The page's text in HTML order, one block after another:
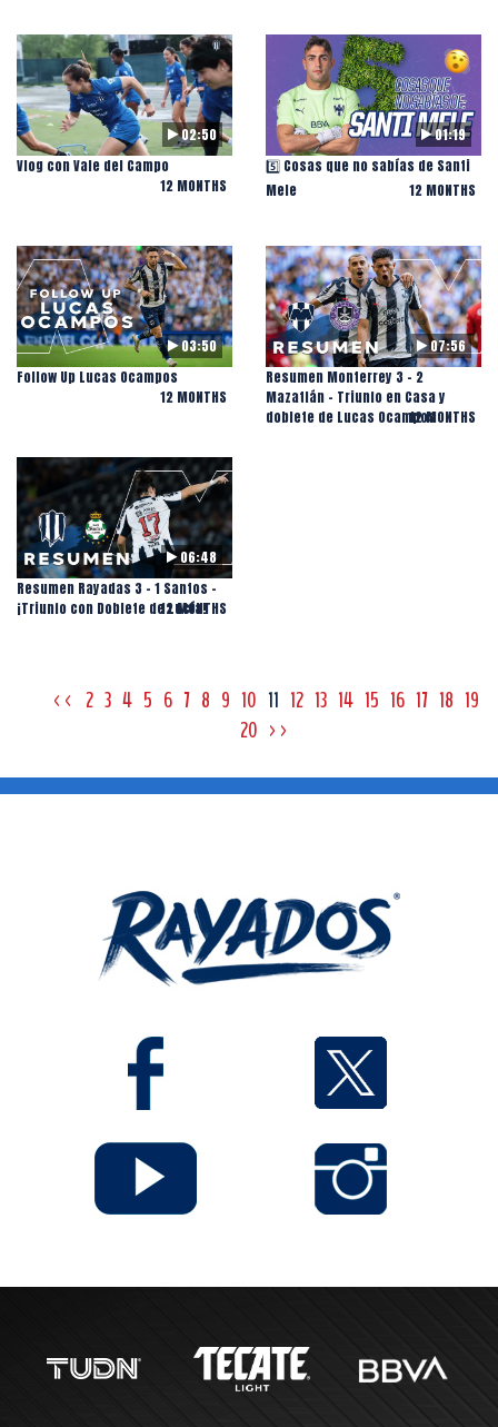
02:50
Vlog con Vale del Campo
12 MONTHS
01:19
5️⃣ Cosas que no sabías de Santi
Mele
12 MONTHS
03:50
Follow Up Lucas Ocampos
12 MONTHS
07:56
Resumen Monterrey 3 - 2
Mazatlán - Triunfo en Casa y
doblete de Lucas Ocampos12 MONTHS
06:48
Resumen Rayadas 3 - 1 Santos -
¡Triunfo con Doblete de Lucía!
12 MONTHS
<< 2 3 4 5 6 7 8 9 10 11 12 13 14 15 16 17 18 19
20 >>